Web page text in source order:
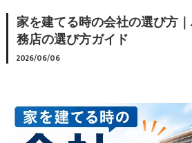
家を建てる時の会社の選び方
務店の選び方ガイド
2026/06/06